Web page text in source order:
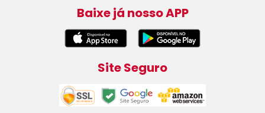
Baixe já nosso APP
Site Seguro